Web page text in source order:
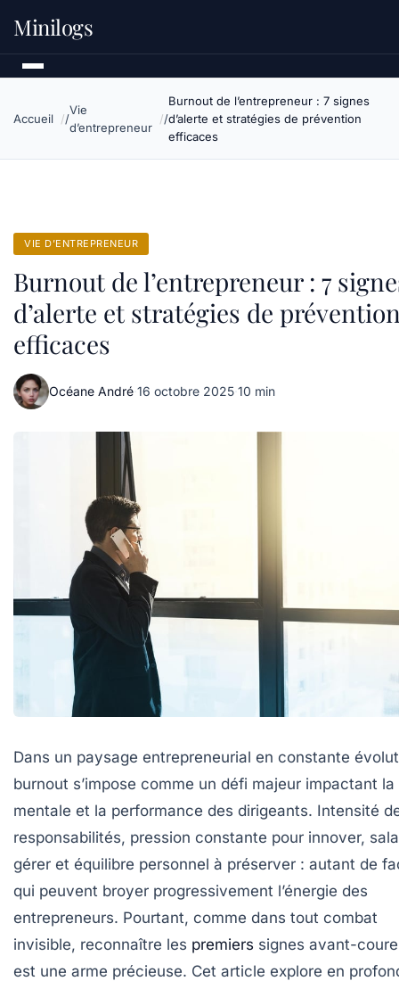
Minilogs
Accueil
Vie
d’entrepreneur
Burnout de l’entrepreneur : 7 signes
d’alerte et stratégies de prévention
efficaces
VIE D’ENTREPRENEUR
Burnout de l’entrepreneur : 7
d’alerte et stratégies de
efficaces
Océane André·16 octobre 2025·10 min
Dans un paysage entrepreneurial en constante
burnout s’impose comme un défi majeur impactant
mentale et la performance des dirigeants. Intensité
responsabilités, pression constante pour innover,
gérer et équilibre personnel à préserver : autant de
qui peuvent broyer progressivement l’énergie des
entrepreneurs. Pourtant, comme dans tout combat
invisible, reconnaître les premiers signes avant-
est une arme précieuse. Cet article explore en